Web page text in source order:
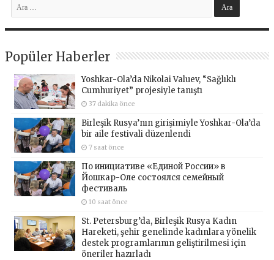
Popüler Haberler
Yoshkar-Ola’da Nikolai Valuev, “Sağlıklı
Cumhuriyet” projesiyle tanıştı
37 dakika önce
Birleşik Rusya’nın girişimiyle Yoshkar-Ola’da
bir aile festivali düzenlendi
7 saat önce
По инициативе «Единой России» в
Йошкар-Оле состоялся семейный
фестиваль
10 saat önce
St. Petersburg’da, Birleşik Rusya Kadın
Hareketi, şehir genelinde kadınlara yönelik
destek programlarının geliştirilmesi için
öneriler hazırladı